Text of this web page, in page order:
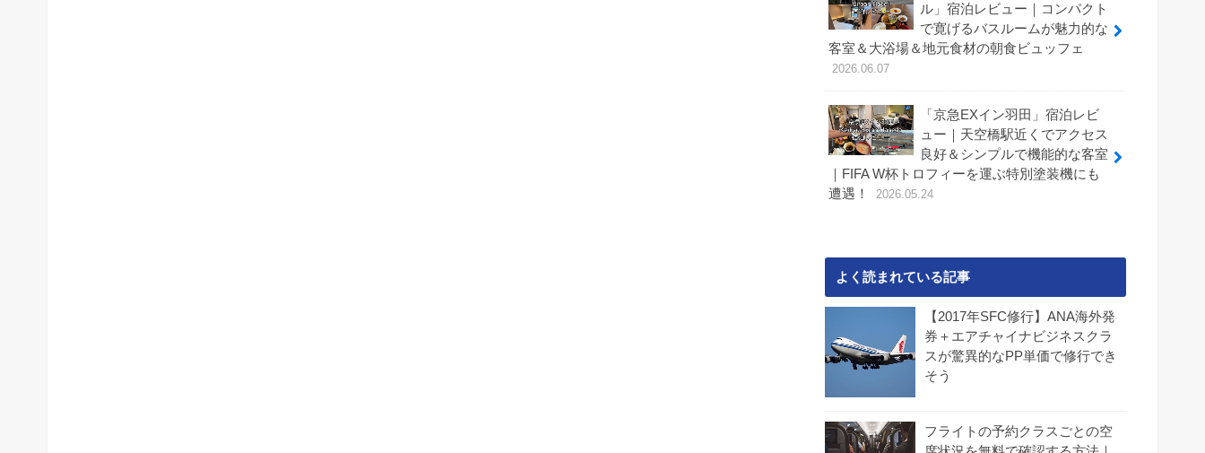
ル」宿泊レビュー｜コンパクト
で寛げるバスルームが魅力的な
客室＆大浴場＆地元食材の朝食ビュッフェ
2026.06.07
「京急EXイン羽田」宿泊レビ
ュー｜天空橋駅近くでアクセス
良好＆シンプルで機能的な客室
｜FIFA W杯トロフィーを運ぶ特別塗装機にも
遭遇！
2026.05.24
よく読まれている記事
【2017年SFC修行】ANA海外発
券＋エアチャイナビジネスクラ
スが驚異的なPP単価で修行でき
そう
フライトの予約クラスごとの空